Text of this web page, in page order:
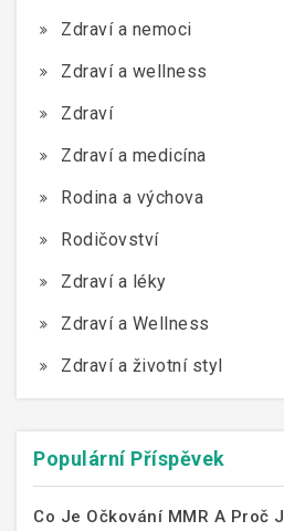
Zdraví a nemoci
Zdraví a wellness
Zdraví
Zdraví a medicína
Rodina a výchova
Rodičovství
Zdraví a léky
Zdraví a Wellness
Zdraví a životní styl
Populární Příspěvek
Co Je Očkování MMR A Proč